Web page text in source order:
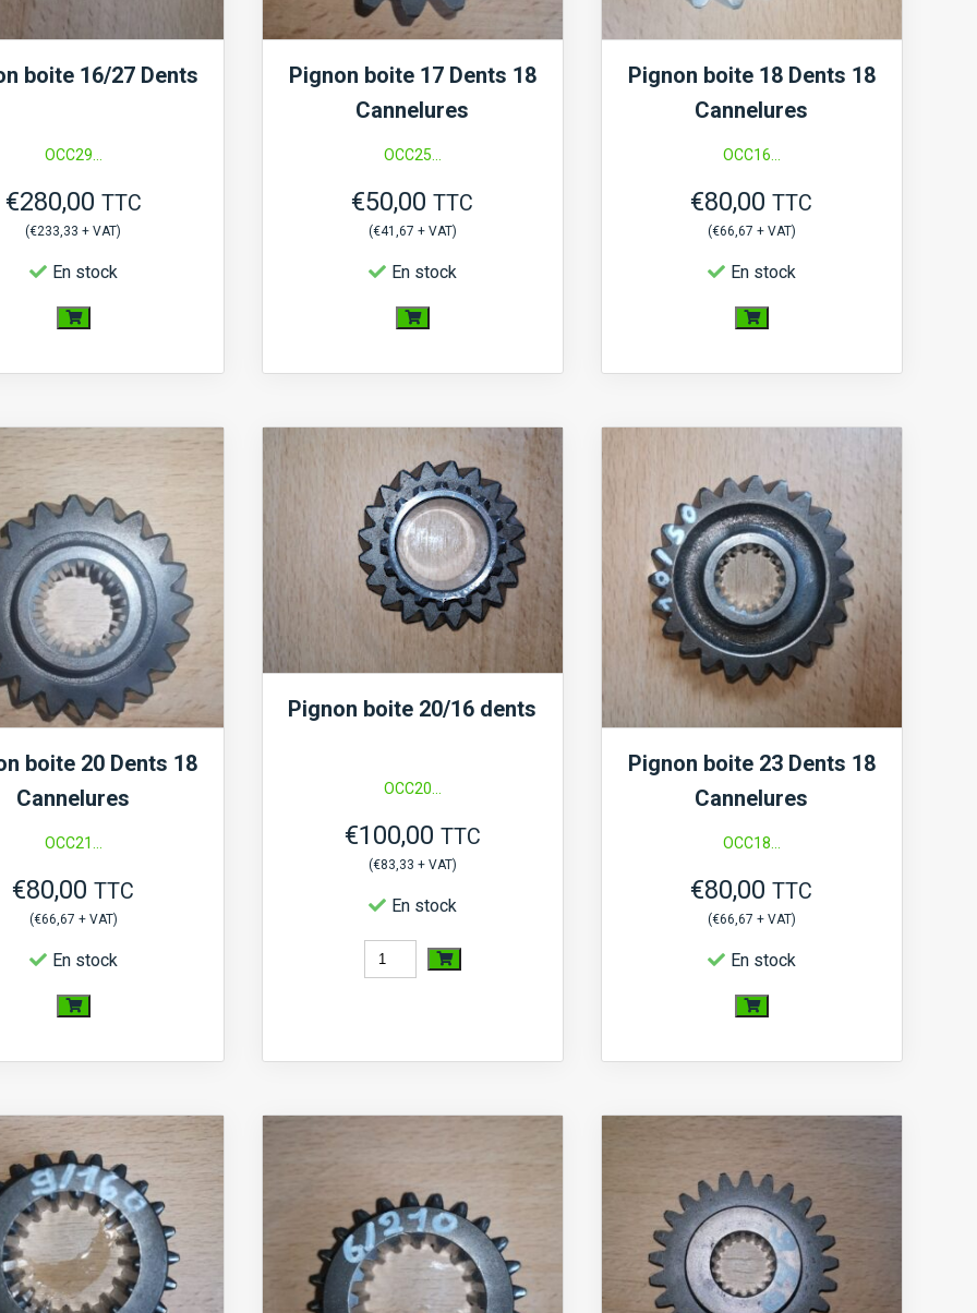
boite 16/27 Dents
OCC29...
€280,00 TTC
(€233,33 + VAT)
En stock
quantité
de
boite
Dents
Pignon boite 17 Dents 18
Cannelures
OCC25...
€50,00 TTC
(€41,67 + VAT)
En stock
quantité
de
17
Dents
18
Cannelures
Pignon boite 18 Dents 18
Cannelures
OCC16...
€80,00 TTC
(€66,67 + VAT)
En stock
quantité
de
18
Dents
18
Cannelures
boite 20 Dents 18
Cannelures
OCC21...
€80,00 TTC
(€66,67 + VAT)
En stock
quantité
de
boite
20
Dents
18
Cannelures
Pignon boite 20/16 dents
OCC20...
€100,00 TTC
(€83,33 + VAT)
En stock
quantité
boite
Pignon boite 23 Dents 18
Cannelures
OCC18...
€80,00 TTC
(€66,67 + VAT)
En stock
quantité
de
Dents
18
Cannelures